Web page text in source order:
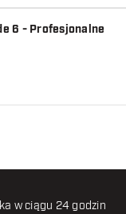
6 - Profesjonalne
w ciągu 24 godzin